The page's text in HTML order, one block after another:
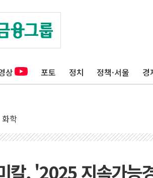
상 포토 정치 정책·서울 경
화학
칼, '2025 지속가능